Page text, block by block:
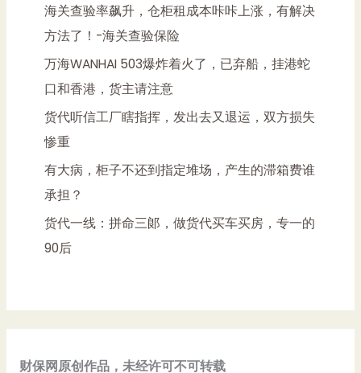
海关查验率飙升，仓柜租成本咔咔上涨，有解决
方法了！-海关查验保险
万海WANHAI 503爆炸着火了，已弃船，挂港蛇
口和香港，货主请注意
货代听信工厂瞎指挥，发出去又退运，双方损失
惨重
有大病，柜子不还到指定堆场，产生的滞箱费谁
承担？
货代一线：拼命三郞，做货代买车买房，专一的
90后
财保网原创作品，未经许可不可转载